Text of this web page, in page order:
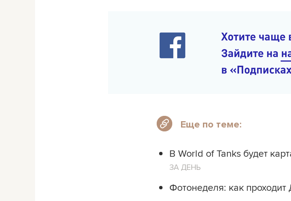
Еще по теме:
В World of Tanks будет
ЗА ДЕНЬ
Фотонеделя: как проходит